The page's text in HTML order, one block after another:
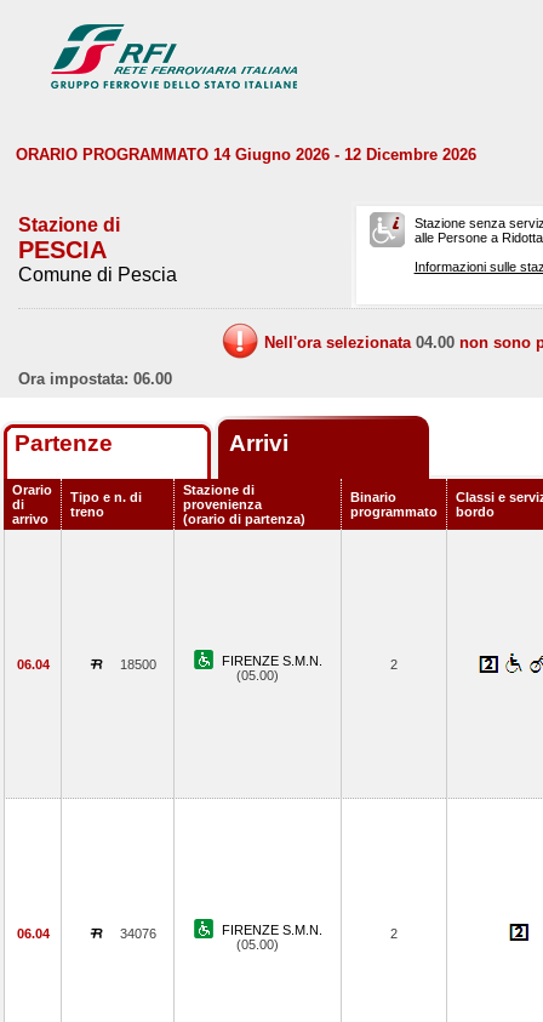
ORARIO PROGRAMMATO 14 Giugno 2026 - 12 Dicembre 2026
Stazione di
PESCIA
Comune di Pescia
Stazione senza
alle Persone a
Informazioni sulle
Nell'ora selezionata 04.00 non sono
Ora impostata: 06.00
Partenze Arrivi
Orario
di
arrivo
Tipo e n. di
treno
Stazione di
provenienza
(orario di partenza)
Binario
programmato
Classi e
bordo
06.04 18500
FIRENZE S.M.N.
(05.00)
2
06.04 34076
FIRENZE S.M.N.
(05.00)
2